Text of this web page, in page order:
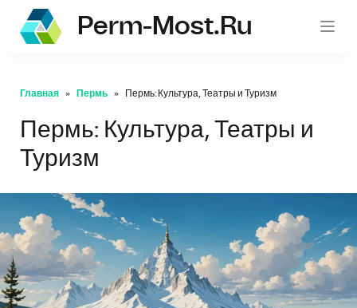
Perm-Most.ru
Главная Пермь Пермь: Культура, Театры и Туризм
Пермь: Культура, Театры и
Туризм